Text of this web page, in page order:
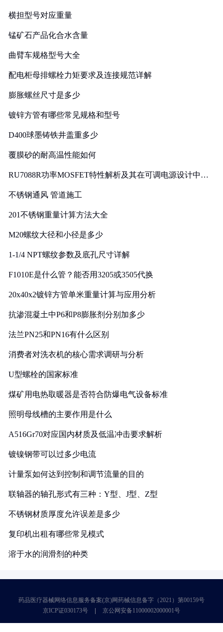
横担型号对应重量
锰矿石产品化合水含量
曲臂车规格型号大全
配电柜母排螺栓力矩要求及连接规范详解
膨胀螺丝尺寸是多少
镀锌方管有哪些常见规格和型号
D400球墨铸铁井盖重多少
覆膜砂的耐高温性能如何
RU7088R功率MOSFET特性解析及其在可调电源设计中的
不锈钢通风 管道施工
201不锈钢重量计算方法大全
M20螺纹大径和小径是多少
1-1/4 NPT螺纹参数及底孔尺寸详解
F1010E是什么管？能否用3205或3505代换
20x40x2镀锌方管单米重量计算与应用分析
抗渗混凝土中P6和P8膨胀剂分别加多少
法兰PN25和PN16有什么区别
消费者对洗衣机的核心需求调研与分析
U型螺栓的国家标准
煤矿用电热取暖器是否符合防爆电气设备标准
照明母线槽的主要作用是什么
A516Gr70对应国内材质及低温冲击要求解析
镀镍钢带可以过多少电流
计量泵如何达到控制和调节流量的目的
联轴器的轴孔形式有三种：Y型、J型、Z型
不锈钢材质厚度允许误差是多少
复印机出租有哪些常见模式
溶于水的润滑剂的种类
药品医疗器械网络信息服务备案(京)网药械信息备字（2021）第00159号
京ICP证030173号
京公网安备11000002000001号